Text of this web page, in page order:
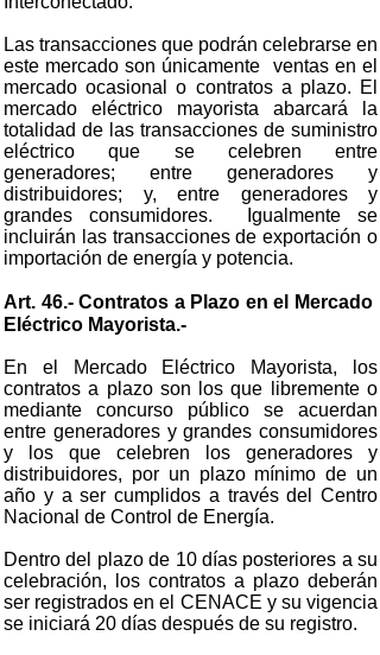
Las transacciones que podrán celebrarse en
este mercado son únicamente ventas en el
mercado ocasional o contratos a plazo. El
mercado eléctrico mayorista abarcará la
totalidad de las transacciones de suministro
eléctrico que se celebren entre
generadores; entre generadores y
distribuidores; y, entre generadores y
grandes consumidores. Igualmente se
incluirán las transacciones de exportación o
importación de energía y potencia.
Art. 46.- Contratos a Plazo en el Mercado
Eléctrico Mayorista.-
En el Mercado Eléctrico Mayorista, los
contratos a plazo son los que libremente o
mediante concurso público se acuerdan
entre generadores y grandes consumidores
y los que celebren los generadores y
distribuidores, por un plazo mínimo de un
año y a ser cumplidos a través del Centro
Nacional de Control de Energía.
Dentro del plazo de 10 días posteriores a su
celebración, los contratos a plazo deberán
ser registrados en el CENACE y su vigencia
se iniciará 20 días después de su registro.